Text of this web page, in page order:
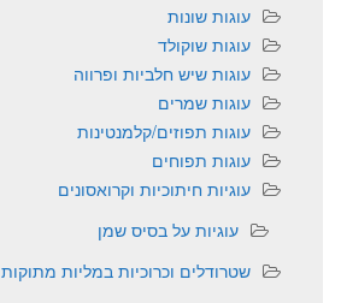
עוגות שונות
עוגות שוקולד
עוגות שיש חלביות ופרווה
עוגות שמרים
עוגות תפוזים/קלמנטינות
עוגות תפוחים
עוגיות חיתוכיות וקרואסונים
עוגיות על בסיס שמן
שטרודלים וכרוכיות במליות מתוקות